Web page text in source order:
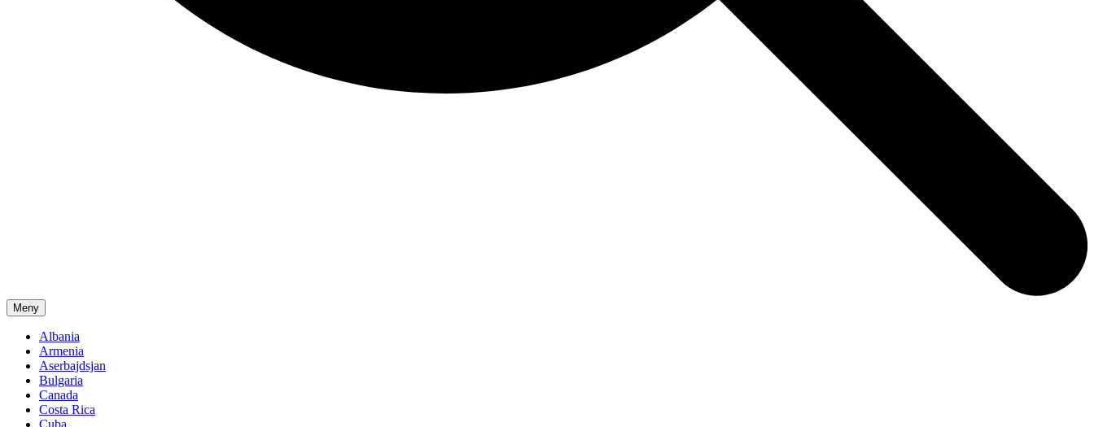
Meny
Albania
Armenia
Aserbajdsjan
Bulgaria
Canada
Costa Rica
Cuba